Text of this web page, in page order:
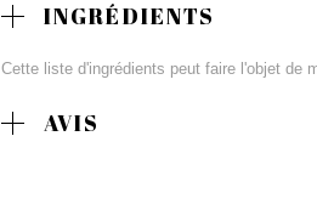
INGRÉDIENTS
Cette liste d'ingrédients peut faire l'objet de
AVIS